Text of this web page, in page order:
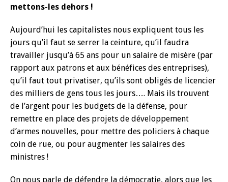
mettons-les dehors !
Aujourd’hui les capitalistes nous expliquent tous les
jours qu’il faut se serrer la ceinture, qu’il faudra
travailler jusqu’à 65 ans pour un salaire de misère (par
rapport aux patrons et aux bénéfices des entreprises),
qu’il faut tout privatiser, qu’ils sont obligés de licencier
des milliers de gens tous les jours…. Mais ils trouvent
de l’argent pour les budgets de la défense, pour
remettre en place des projets de développement
d’armes nouvelles, pour mettre des policiers à chaque
coin de rue, ou pour augmenter les salaires des
ministres !
On nous parle de défendre la démocratie, alors que les